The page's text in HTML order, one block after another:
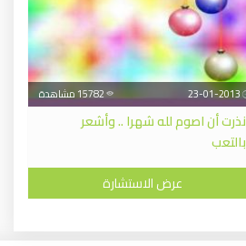
23-01-2013 15782 مشاهدة
نذرت أن اصوم لله شهرا .. وأشعر
بالتعب
عرض الاستشارة